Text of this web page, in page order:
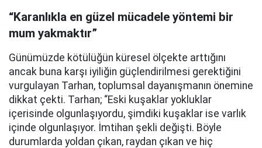
“Karanlıkla en güzel mücadele yöntemi bir
mum yakmaktır”
Günümüzde kötülüğün küresel ölçekte arttığını
ancak buna karşı iyiliğin güçlendirilmesi gerektiğini
vurgulayan Tarhan, toplumsal dayanışmanın önemine
dikkat çekti. Tarhan; “Eski kuşaklar yokluklar
içerisinde olgunlaşıyordu, şimdiki kuşaklar ise varlık
içinde olgunlaşıyor. İmtihan şekli değişti. Böyle
durumlarda yoldan çıkan, raydan çıkan ve hiç